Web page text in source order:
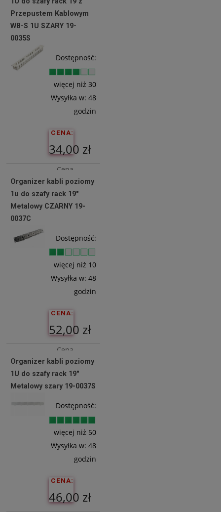
19,51 zł
Koszyka
Przepustem Kablowym
WB-S 1U SZARY 19-
0035S
Dostępność:
więcej niż 30
Wysyłka w: 48
godzin
CENA:
34,00 zł
Cena
netto:
27,64 zł
Do
Organizer kabli poziomy
1u do szafy rack 19"
Metalowy CZARNY 19-
0037C
Dostępność:
więcej niż 10
Wysyłka w: 48
godzin
CENA:
52,00 zł
Cena
netto:
42,28 zł
Do
Koszyka
Organizer kabli poziomy
1U do szafy rack 19"
Metalowy szary 19-0037S
Dostępność:
więcej niż 50
Wysyłka w: 48
godzin
CENA:
46,00 zł